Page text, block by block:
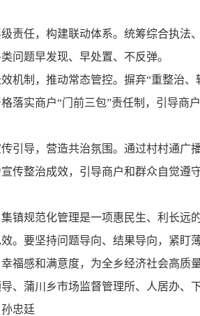
责任，构建联动体系。统筹综合执法
问题早发现、早处置、不反弹。
机制，推动常态管控。摒弃“重整治
落实商户“门前三包”责任制，引导商
引导，营造共治氛围。通过村村通广
传整治成效，引导商户和群众自觉遵
镇规范化管理是一项惠民生、利长远
。要坚持问题导向、结果导向，紧盯
福感和满意度，为全乡经济社会高质
、蒲川乡市场监督管理所、人居办、
孙忠廷